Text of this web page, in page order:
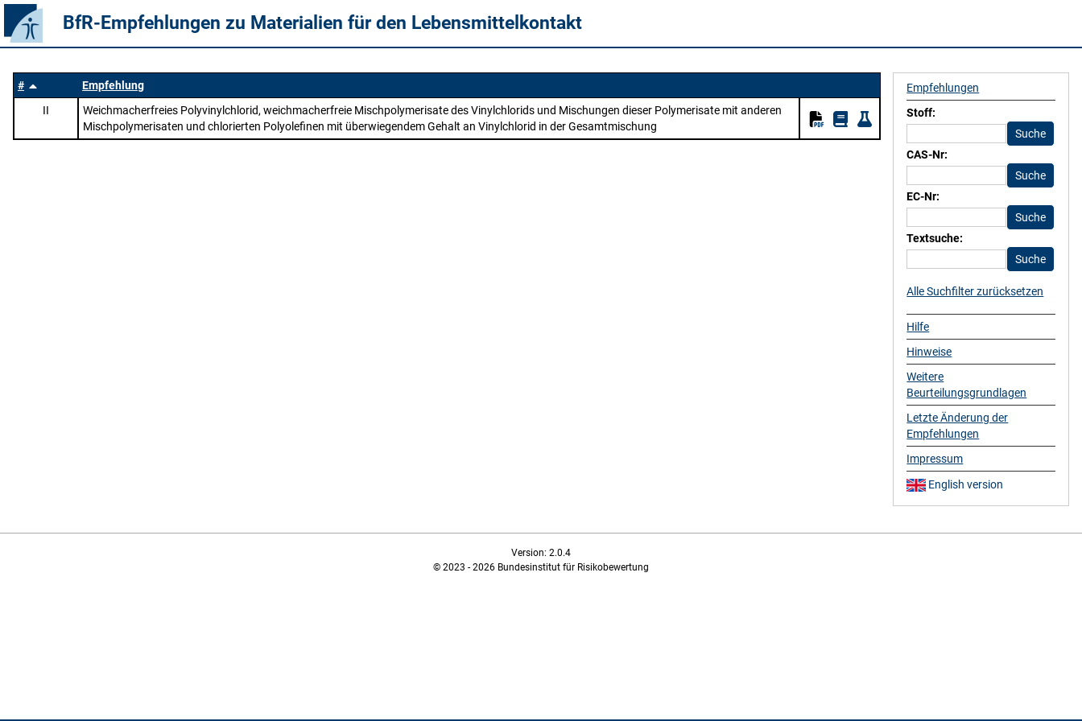
BfR-Empfehlungen zu Materialien für den Lebensmittelkontakt
#
Empfehlung
II
Weichmacherfreies Polyvinylchlorid, weichmacherfreie Mischpolymerisate des Vinylchlorids und Mischungen dieser Polymerisate mit anderen
Mischpolymerisaten und chlorierten Polyolefinen mit überwiegendem Gehalt an Vinylchlorid in der Gesamtmischung
Empfehlungen
Stoff:
CAS-Nr:
EC-Nr:
Textsuche:
Alle Suchfilter zurücksetzen
Hilfe
Hinweise
Weitere
Beurteilungsgrundlagen
Letzte Änderung der
Empfehlungen
Impressum
English version
Version: 2.0.4
© 2023 - 2026 Bundesinstitut für Risikobewertung